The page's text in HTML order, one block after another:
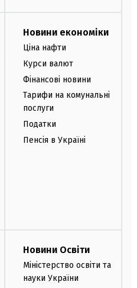
Новини економіки
Ціна нафти
Курси валют
Фінансові новини
Тарифи на комунальні
послуги
Податки
Пенсія в Україні
Новини Освіти
Міністерство освіти та
науки України